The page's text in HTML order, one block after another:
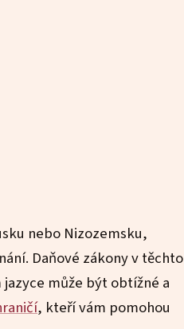
nebo Nizozemsku,
Daňové zákony v těchto
může být obtížné a
, kteří vám pomohou